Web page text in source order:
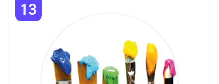
13